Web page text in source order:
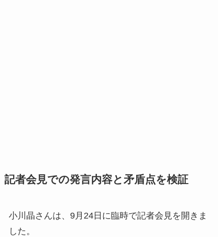
記者会見での発言内容と矛盾点を検証
小川晶さんは、9月24日に臨時で記者会見を開きま
した。